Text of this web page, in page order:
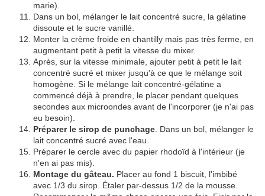
marie).
Dans un bol, mélanger le lait concentré sucre, la gélatine
dissoute et le sucre vanillé.
Monter la crème froide en chantilly mais pas très ferme, en
augmentant petit à petit la vitesse du mixer.
Après, sur la vitesse minimale, ajouter petit à petit le lait
concentré sucré et mixer jusqu'à ce que le mélange soit
homogène. Si le mélange lait concentré-gélatine a
commencé déjà à prendre, le placer pendant quelques
secondes aux microondes avant de l'incorporer (je n'ai pas
eu besoin).
Préparer le sirop de punchage . Dans un bol, mélanger le
lait concentré sucré avec l'eau.
Préparer le cercle avec du papier rhodoïd à l'intérieur (je
n'en ai pas mis).
Montage du gâteau. Placer au fond 1 biscuit, l'imbibé
avec 1/3 du sirop. Étaler par-dessus 1/2 de la mousse.